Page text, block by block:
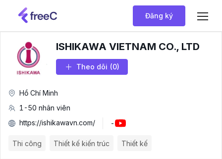
Đăng ký
ISHIKAWA VIETNAM CO., LTD
Theo dõi (0)
Hồ Chí Minh
1-50 nhân viên
https://ishikawavn.com/
-
Thi công Thiết kế kiến trúc Thiết kế